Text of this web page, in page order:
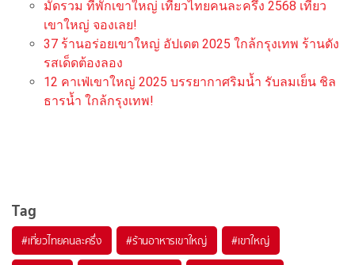
มัดรวม ที่พักเขาใหญ่ เที่ยวไทยคนละครึ่ง 2568 เที่ยว
เขาใหญ่ จองเลย!
37 ร้านอร่อยเขาใหญ่ อัปเดต 2025 ใกล้กรุงเทพ ร้านดัง
รสเด็ดต้องลอง
12 คาเฟ่เขาใหญ่ 2025 บรรยากาศริมน้ำ รับลมเย็น ชิล
ธารน้ำ ใกล้กรุงเทพ!
Tag
#เที่ยวไทยคนละครึ่ง #ร้านอาหารเขาใหญ่ #เขาใหญ่